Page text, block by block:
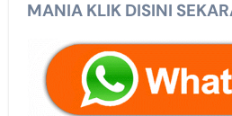
MANIA KLIK DISINI